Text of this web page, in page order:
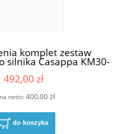
komplet zestaw
silnika Casappa KM30-
492,00 zł
netto:400,00 zł
do koszyka